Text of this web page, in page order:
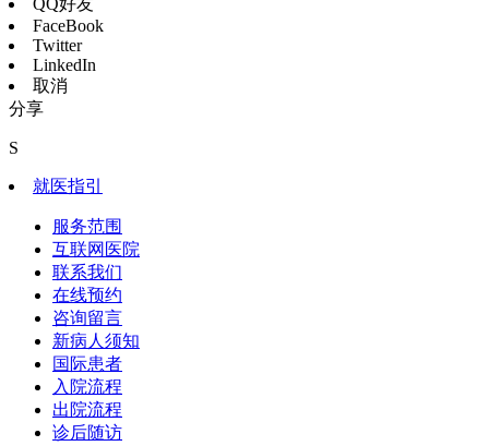
FaceBook
Twitter
LinkedIn
取消
分享
S
就医指引
服务范围
互联网医院
联系我们
在线预约
咨询留言
新病人须知
国际患者
入院流程
出院流程
诊后随访